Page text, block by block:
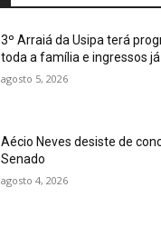
3º Arraiá da Usipa terá
toda a família e ingressos
agosto 5, 2026
Aécio Neves desiste de
Senado
agosto 4, 2026